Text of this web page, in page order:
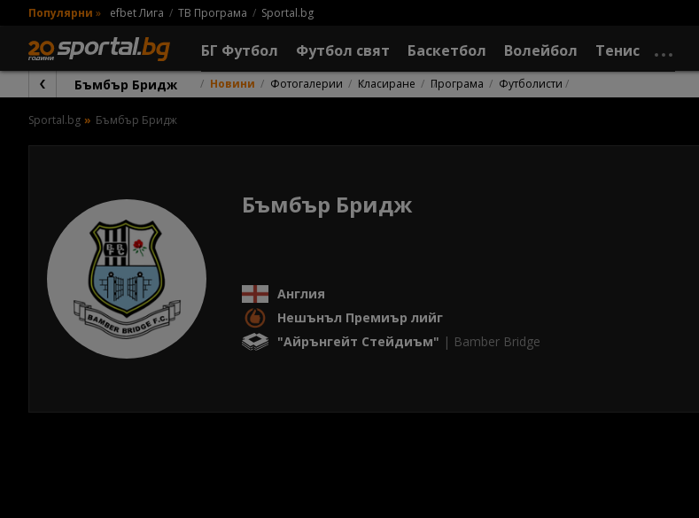
Популярни » efbet Лига ТВ Програма Sportal.bg
БГ Футбол Футбол свят Баскетбол Волейбол Тенис
Бъмбър Бридж Новини Фотогалерии Класиране Програма Футболисти
Sportal.bg Бъмбър Бридж
Бъмбър Бридж
Англия
Нешънъл Премиър лийг
"Айрънгейт Стейдиъм" | Bamber Bridge